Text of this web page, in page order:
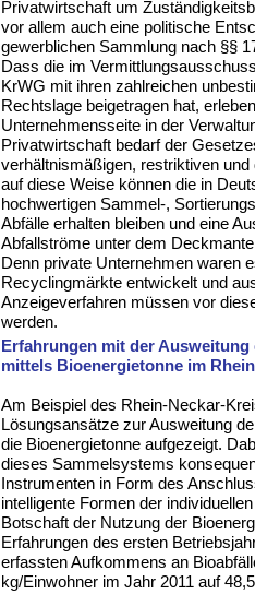
Privatwirtschaft um
vor allem auch eine politische
gewerblichen Sammlung nach §§
Dass die im
KrWG mit ihren zahlreichen
Rechtslage beigetragen hat,
Unternehmensseite in der
Privatwirtschaft bedarf der
verhältnismäßigen, restriktiven
auf diese Weise können die in
hochwertigen Sammel-,
Abfälle erhalten bleiben und eine
Abfallströme unter dem
Denn private Unternehmen waren
Recyclingmärkte entwickelt und
Anzeigeverfahren müssen vor
werden.
Erfahrungen mit der
mittels Bioenergietonne im
Am Beispiel des Rhein-Neckar-
Lösungsansätze zur Ausweitung
die Bioenergietonne aufgezeigt.
dieses Sammelsystems
Instrumenten in Form des
intelligente Formen der
Botschaft der Nutzung der
Erfahrungen des ersten
erfassten Aufkommens an
kg/Einwohner im Jahr 2011 auf